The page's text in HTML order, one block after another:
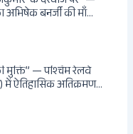
अभिषेक बनर्जी की माँ
कहानी
मुक्ति” — पश्चिम रेलवे
में ऐतिहासिक अतिक्रमण-